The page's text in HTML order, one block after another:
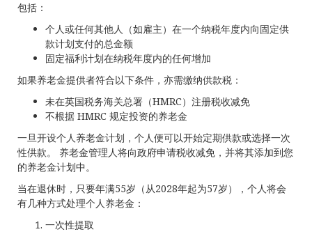
包括：
个人或任何其他人（如雇主）在一个纳税年度内向固定供
款计划支付的总金额
固定福利计划在纳税年度内的任何增加
如果养老金提供者符合以下条件，亦需缴纳供款税：
未在英国税务海关总署（HMRC）注册税收减免
不根据 HMRC 规定投资的养老金
一旦开设个人养老金计划，个人便可以开始定期供款或选择一次
性供款。 养老金管理人将向政府申请税收减免，并将其添加到您
的养老金计划中。
当在退休时，只要年满55岁（从2028年起为57岁），个人将会
有几种方式处理个人养老金：
一次性提取